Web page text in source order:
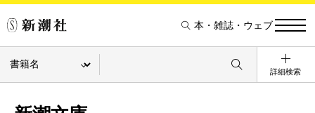
本・雑誌・ウェブ
詳細検索